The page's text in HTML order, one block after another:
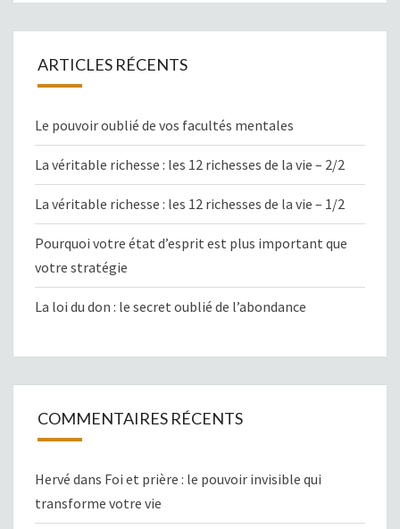
ARTICLES RÉCENTS
Le pouvoir oublié de vos facultés mentales
La véritable richesse : les 12 richesses de la vie – 2/2
La véritable richesse : les 12 richesses de la vie – 1/2
Pourquoi votre état d’esprit est plus important que
votre stratégie
La loi du don : le secret oublié de l’abondance
COMMENTAIRES RÉCENTS
Hervé dans Foi et prière : le pouvoir invisible qui
transforme votre vie